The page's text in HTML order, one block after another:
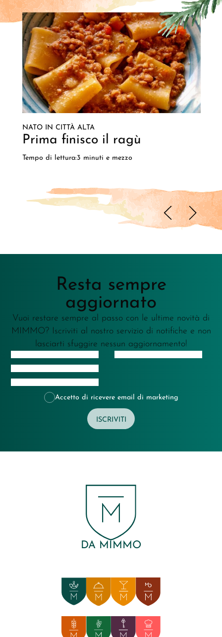
NATO IN CITTÀ ALTA
Prima finisco il ragù
Tempo di lettura:3 minuti e mezzo
Resta sempre
aggiornato
Vuoi restare sempre al passo con le ultime novità di
MIMMO? Iscriviti al nostro servizio di notifiche e non
lasciarti sfuggire nessun aggiornamento!
Accetto di ricevere email di marketing
ISCRIVITI
DA MIMMO